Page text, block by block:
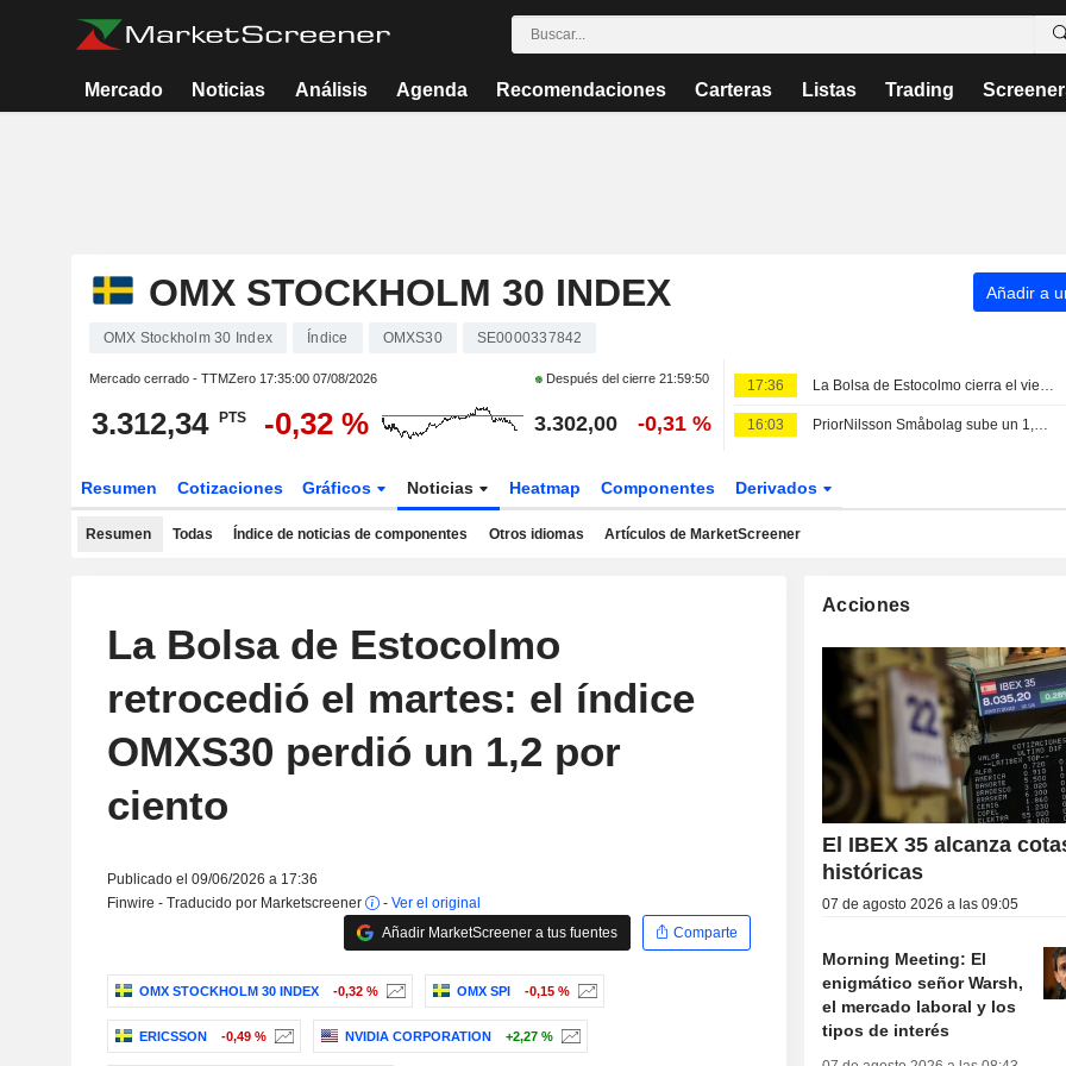
Mercado Noticias Análisis Agenda Recomendaciones Carteras Listas Trading
OMX STOCKHOLM 30 INDEX Añadir a
OMX Stockholm 30 Index Índice OMXS30 SE0000337842
Mercado cerrado - TTMZero 17:35:00 07/08/2026 Después del cierre21:59:50
3.312,34 PTS -0,32 % 3.302,00 -0,31 %
17:36 La Bolsa de Estocolmo cierra el viernes en rojo a pesar del impulso de Lundin Gold tras sus resultados
16:03 PriorNilsson Småbolag sube un 1,23% en julio: incrementa sus posiciones en Bure, AQ Group y Altra Fastigheter
Resumen Cotizaciones Gráficos Noticias Heatmap Componentes Derivados
Resumen Todas Índice de noticias de componentes Otros idiomas Artículos de MarketScreener
La Bolsa de Estocolmo
retrocedió el martes: el índice
OMXS30 perdió un 1,2 por
ciento
Publicado el 09/06/2026 a 17:36
Finwire - Traducido por Marketscreener
- Ver el original
Añadir MarketScreener a tus fuentes
Comparte
OMX STOCKHOLM 30 INDEX -0,32 % OMX SPI -0,15 %
ERICSSON -0,49 % NVIDIA CORPORATION +2,27 %
Acciones
El IBEX 35 alcanza
históricas
07 de agosto 2026 a las 09:05
Morning Meeting: El
enigmático señor Warsh,
el mercado laboral y los
tipos de interés